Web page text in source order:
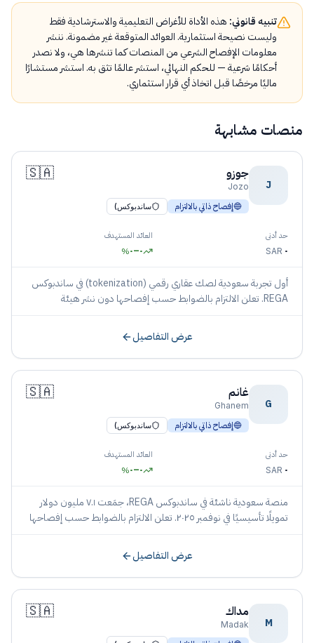
تنبيه قانوني: هذه الأداة للأغراض التعليمية والاسترشادية فقط
وليست نصيحة استثمارية. العوائد المتوقعة غير مضمونة. ننشر
معلومات الإفصاح الشرعي من المنصات كما تنشرها هي، ولا نصدر
أحكامًا شرعية — للحكم النهائي، استشر عالمًا تثق به. استشر مستشارًا
ماليًا مرخصًا قبل اتخاذ أي قرار استثماري.
منصات مشابهة
J
جوزو
Jozo
🇸🇦
🔵إفصاح ذاتي بالالتزام ساندبوكس)
حد أدنى
٠ SAR
العائد المستهدف
٠–٠%
أول تجربة سعودية لصك عقاري رقمي (tokenization) في ساندبوكس
REGA. تعلن الالتزام بالضوابط حسب إفصاحها دون نشر هيئة
عرض التفاصيل
G
غانم
Ghanem
🇸🇦
🔵إفصاح ذاتي بالالتزام ساندبوكس)
حد أدنى
٠ SAR
العائد المستهدف
٠–٠%
منصة سعودية ناشئة في ساندبوكس REGA، جمَعت ٧.١ مليون دولار
تمويلًا تأسيسيًا في نوفمبر ٢٠٢٥. تعلن الالتزام بالضوابط حسب إفصاحها
عرض التفاصيل
M
مداك
Madak
🇸🇦